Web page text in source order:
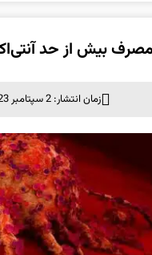
بیش از حد
زمان انتشار: 2 سپتامبر 2023 ساعت 9:10